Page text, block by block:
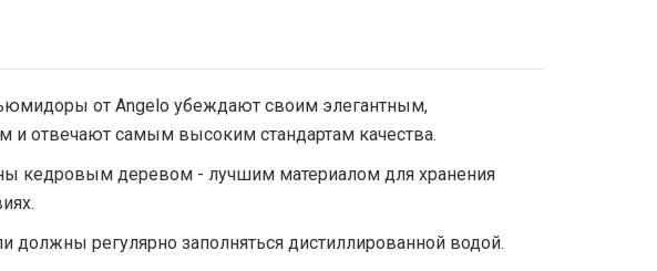
от Angelo убеждают своим элегантным,
и отвечают самым высоким стандартам качества.
кедровым деревом - лучшим материалом для хранения
должны регулярно заполняться дистиллированной водой.